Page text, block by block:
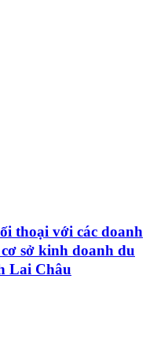
thoại với các doanh
sở kinh doanh du
Lai Châu